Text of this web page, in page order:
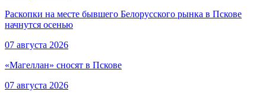
Раскопки на месте бывшего Белорусского рынка в Пскове
начнутся осенью
07 августа 2026
«Магеллан» сносят в Пскове
07 августа 2026